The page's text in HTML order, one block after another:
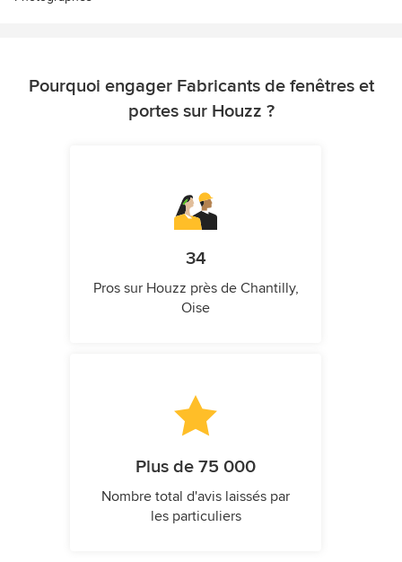
Pourquoi engager Fabricants de fenêtres et
portes sur Houzz ?
34
Pros sur Houzz près de Chantilly,
Oise
Plus de 75 000
Nombre total d'avis laissés par
les particuliers